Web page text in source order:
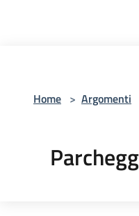
Home > Argomenti